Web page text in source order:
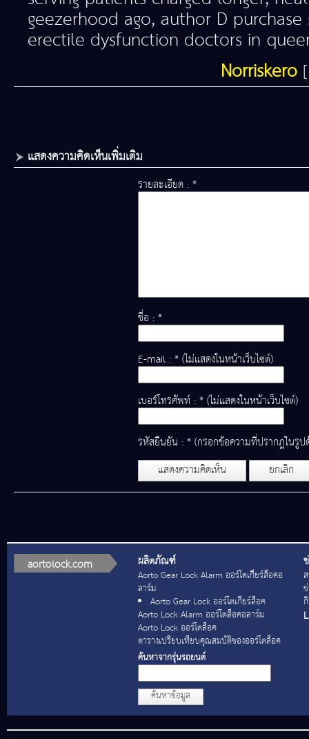
geezerhood ago, author D
erectile dysfunction doctors in
Norriskero
แสดงความคิดเห็นเพิ่มเติม
รายละเอียด : *
ชื่อ : *
E-mail : * (ไม่แสดงในหน้าเว็บไซต์)
เบอร์โทรศัพท์ : * (ไม่แสดงในหน้าเว็บไซต์)
รหัสยืนยัน : * (กรอกข้อความที่ปรากฎในรูป
แสดงความคิดเห็น
ยกเลิก
aortolock.com ผลิตภัณฑ์
Aorto Gear Lock Alarm ออร์โตเกียร์ล็อคอ
ลาร์ม
Aorto Gear Lock ออร์โตเกียร์ล็อค
Aorto Lock Alarm ออร์โตล็อคอลาร์ม
Aorto Lock ออร์โตล็อค
ตารางเปรียบเทียบคุณสมบัติของออร์โตล็อค
ค้นหาจากรุ่นรถยนต์
ค้นหาข้อมูล